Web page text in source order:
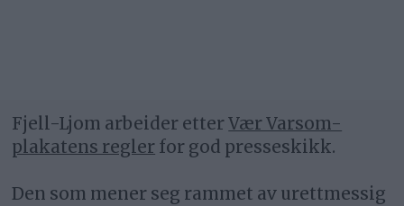
Fjell-Ljom arbeider etterVær Varsom-
plakatens regler for god presseskikk.
Den som mener seg rammet av urettmessig